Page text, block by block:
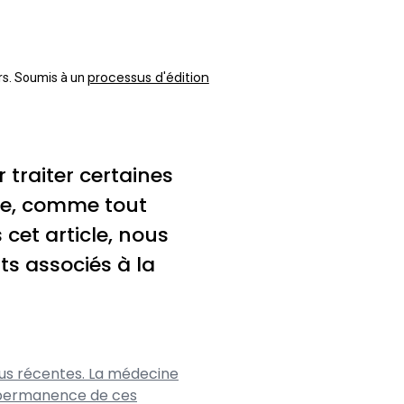
Soumis à un processus d'édition
traiter certaines
comme tout
article, nous
associés à la
récentes. La médecine
de ces